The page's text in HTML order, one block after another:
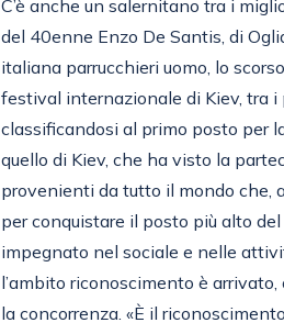
del 40enne Enzo De Santis, di
italiana parrucchieri uomo, lo
festival internazionale di Kiev, tra
classificandosi al primo posto per
quello di Kiev, che ha visto la
provenienti da tutto il mondo che,
per conquistare il posto più alto
impegnato nel sociale e nelle
l’ambito riconoscimento è
la concorrenza. «È il
De Santis. Abbiamo lavorato